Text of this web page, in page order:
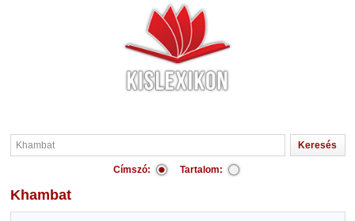
Címszó: Tartalom:
Khambat